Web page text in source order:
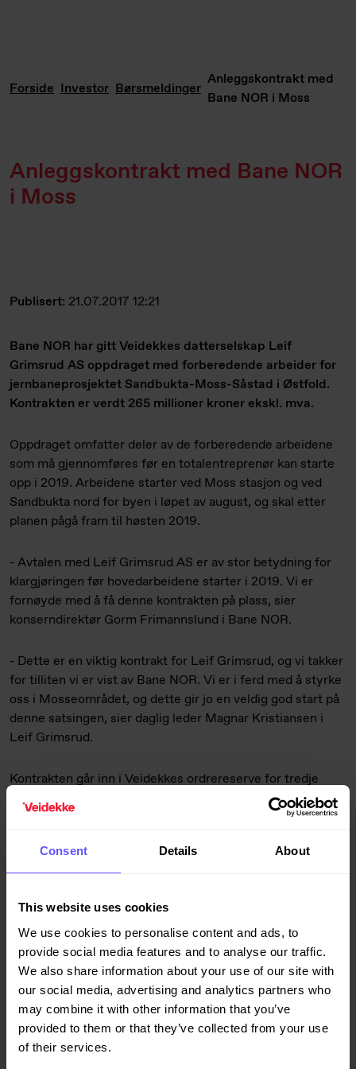
Consent Details About
This website uses cookies
We use cookies to personalise content and ads, to
provide social media features and to analyse our traffic.
We also share information about your use of our site with
our social media, advertising and analytics partners who
may combine it with other information that you’ve
provided to them or that they’ve collected from your use
of their services.
Forside Investor Børsmeldinger
Anleggskontrakt med
Bane NOR i Moss
Anleggskontrakt med Bane NOR
i Moss
Publisert: 21.07.2017 12:21
Bane NOR har gitt Veidekkes datterselskap Leif
Grimsrud AS oppdraget med forberedende arbeider for
jernbaneprosjektet Sandbukta-Moss-Såstad i Østfold.
Kontrakten er verdt 265 millioner kroner ekskl. mva.
Oppdraget omfatter deler av de forberedende arbeidene
som må gjennomføres før en totalentreprenør kan starte
opp i 2019. Arbeidene starter ved Moss stasjon og ved
Sandbukta nord for byen i løpet av august, og skal etter
planen pågå fram til høsten 2019.
- Avtalen med Leif Grimsrud AS er av stor betydning for
klargjøringen før hovedarbeidene starter i 2019. Vi er
fornøyde med å få denne kontrakten på plass, sier
konserndirektør Gorm Frimannslund i Bane NOR.
- Dette er en viktig kontrakt for Leif Grimsrud, og vi takker
for tilliten vi er vist av Bane NOR. Vi er i ferd med å styrke
oss i Mosseområdet, og dette gir jo en veldig god start på
denne satsingen, sier daglig leder Magnar Kristiansen i
Leif Grimsrud.
Kontrakten går inn i Veidekkes ordrereserve for tredje
Grimsrud AS (t.v.) og konserndirektør Gorm Frimannslund
i Bane NOR. Foto: Ivar Berge/Bane NOR.
etablert i 1957. I 2015 kjøpte Veidekke 80 % av aksjene i
selskapet. Hovedkontoret ligger i Halden med
avdelingskontorer i Spydeberg, Hvaler og Strømstad. Leif
Grimsrud har i dag fire avdelinger (utemiljø, kystmiljø,
jernbane og anlegg), 240 ansatte (30 av disse i Sverige)
og en omsetning totalt på 650 millioner kroner (2016).